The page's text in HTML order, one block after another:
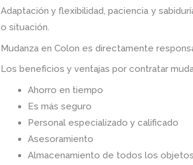
Adaptación y flexibilidad, paciencia y
o situación.
Mudanza en Colon es directamente
Los beneficios y ventajas por contratar
Ahorro en tiempo
Es más seguro
Personal especializado y calificado
Asesoramiento
Almacenamiento de todos los